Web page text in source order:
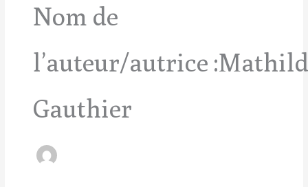
Nom de
l’auteur/autrice
Gauthier